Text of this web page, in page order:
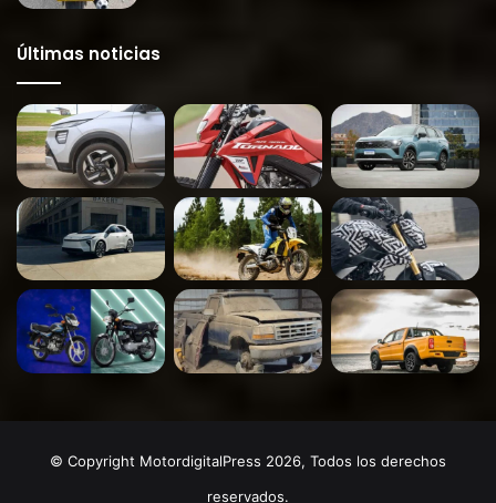
Últimas noticias
© Copyright MotordigitalPress 2026, Todos los derechos
reservados.